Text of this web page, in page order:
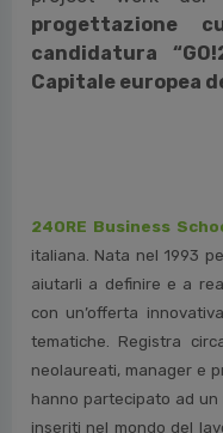
European
saranno
Sergio
fondatori di
impegnata
candidatura
Capitale europea